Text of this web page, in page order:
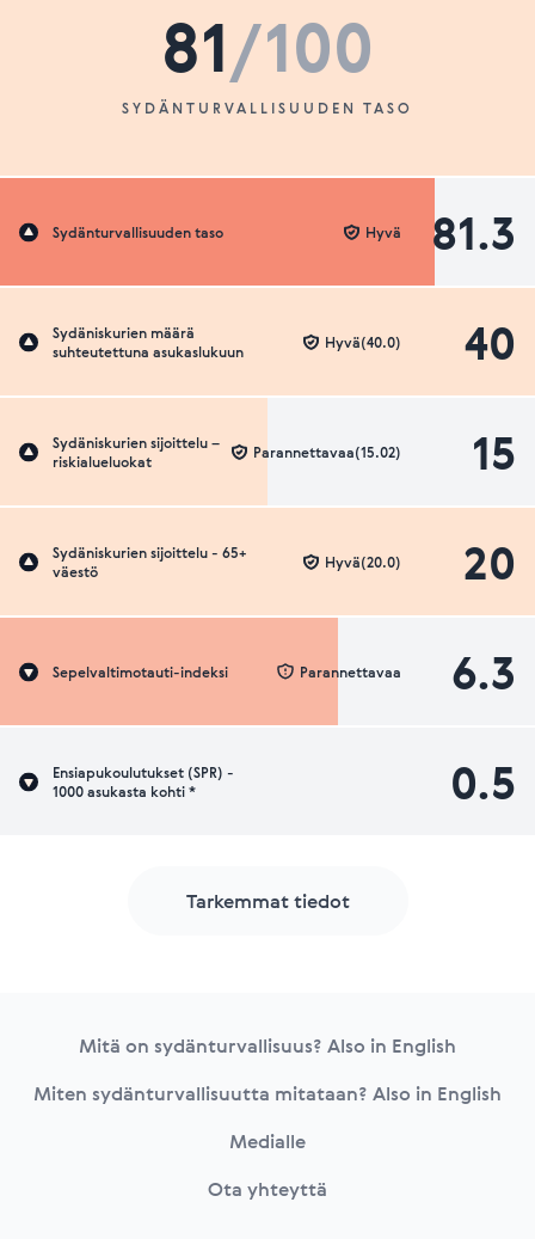
81/100
SYDÄNTURVALLISUUDEN TASO
Sydänturvallisuuden taso 81.3
Hyvä
Sydäniskurien määrä
suhteutettuna asukaslukuun
40
Hyvä(40.0)
Sydäniskurien sijoittelu –
riskialueluokat
15
Parannettavaa(15.02)
Sydäniskurien sijoittelu - 65+
väestö
20
Hyvä(20.0)
Sepelvaltimotauti-indeksi 6.3
Parannettavaa
Ensiapukoulutukset (SPR) -
1000 asukasta kohti *
0.5
Tarkemmat tiedot
Mitä on sydänturvallisuus? Also in English
Miten sydänturvallisuutta mitataan? Also in English
Medialle
Ota yhteyttä